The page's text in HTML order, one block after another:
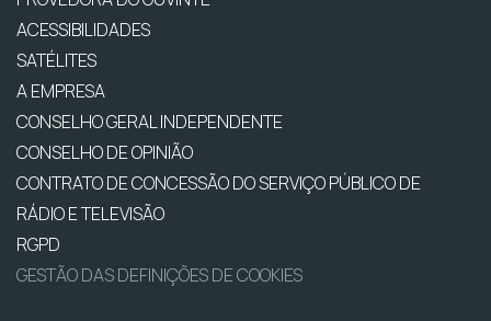
ACESSIBILIDADES
SATÉLITES
A EMPRESA
CONSELHO GERAL INDEPENDENTE
CONSELHO DE OPINIÃO
CONTRATO DE CONCESSÃO DO SERVIÇO PÚBLICO DE
RÁDIO E TELEVISÃO
RGPD
GESTÃO DAS DEFINIÇÕES DE COOKIES